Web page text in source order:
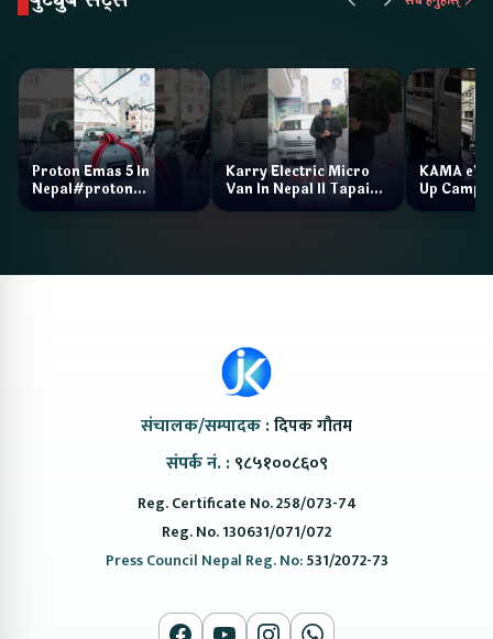
Proton Emas 5 In
Nepal#proton
#protonemas5#protonnepal#evcarnepal
Karry Electric Micro
Van In Nepal II Tapaiko
Bazar II Jankari
KAMA eV
Up Camp
संचालक/सम्पादक :दिपक गौतम
संपर्क नं. : ९८५१००८६०९
Reg. Certificate No. 258/073-74
Reg. No. 130631/071/072
Press Council Nepal Reg. No:531/2072-73